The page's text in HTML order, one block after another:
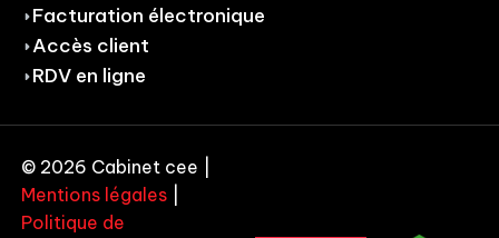
Facturation électronique
Accès client
RDV en ligne
© 2026 Cabinet cee |
Mentions légales
Politique de